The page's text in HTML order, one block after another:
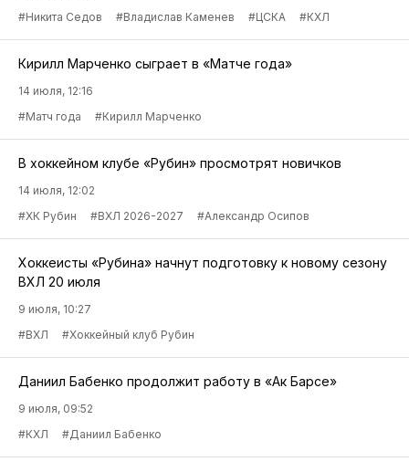
#Никита Седов
#Владислав Каменев #ЦСКА #КХЛ
Кирилл Марченко сыграет в «Матче года»
14 июля, 12:16
#Матч года
#Кирилл Марченко
В хоккейном клубе «Рубин» просмотрят новичков
14 июля, 12:02
#ХК Рубин
#ВХЛ 2026-2027 #Александр Осипов
Хоккеисты «Рубина» начнут подготовку к новому сезону
ВХЛ 20 июля
9 июля, 10:27
#ВХЛ
#Хоккейный клуб Рубин
Даниил Бабенко продолжит работу в «Ак Барсе»
9 июля, 09:52
#КХЛ
#Даниил Бабенко